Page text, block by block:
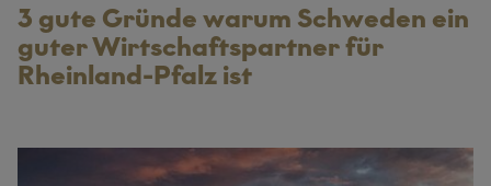
3 gute Gründe warum Schweden ein
guter Wirtschaftspartner für
Rheinland-Pfalz ist